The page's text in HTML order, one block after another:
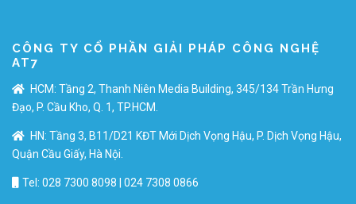
CÔNG TY CỔ PHẦN GIẢI PHÁP CÔNG NGHỆ
AT7
HCM: Tầng 2, Thanh Niên Media Building, 345/134 Trần Hưng
Đạo, P. Cầu Kho, Q. 1, TP.HCM.
HN: Tầng 3, B11/D21 KĐT Mới Dịch Vọng Hậu, P. Dịch Vọng Hậu,
Quận Cầu Giấy, Hà Nội.
Tel: 028 7300 8098 | 024 7308 0866